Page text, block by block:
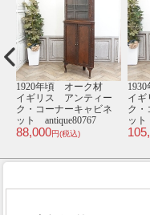
ク材
ィー
ャビネ
1950年頃 オーク材
イギリス アンティー
ク・コーナーキャビネ
ット antique80836
77,000